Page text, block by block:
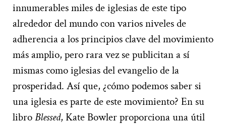
innumerables miles de iglesias de este tipo
alrededor del mundo con varios niveles de
adherencia a los principios clave del movimiento
más amplio, pero rara vez se publicitan a sí
mismas como iglesias del evangelio de la
prosperidad. Así que, ¿cómo podemos saber si
una iglesia es parte de este movimiento? En su
libroBlessed, Kate Bowler proporciona una útil